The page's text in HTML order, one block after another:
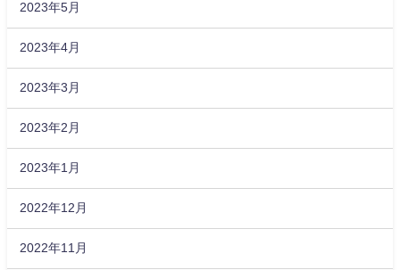
2023年5月
2023年4月
2023年3月
2023年2月
2023年1月
2022年12月
2022年11月